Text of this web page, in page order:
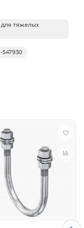
для тяжелых
547930